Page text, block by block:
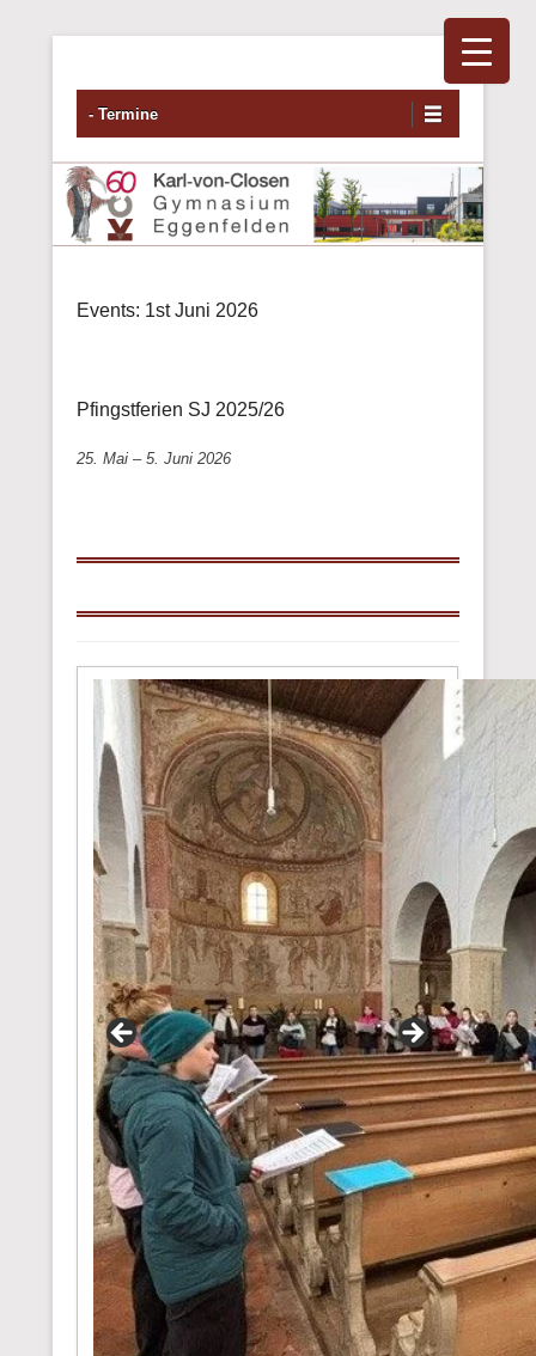
Primäres Menü
Zum Inhalt wechseln
- Termine
Events: 1st Juni 2026
Pfingstferien SJ 2025/26
25. Mai – 5. Juni 2026